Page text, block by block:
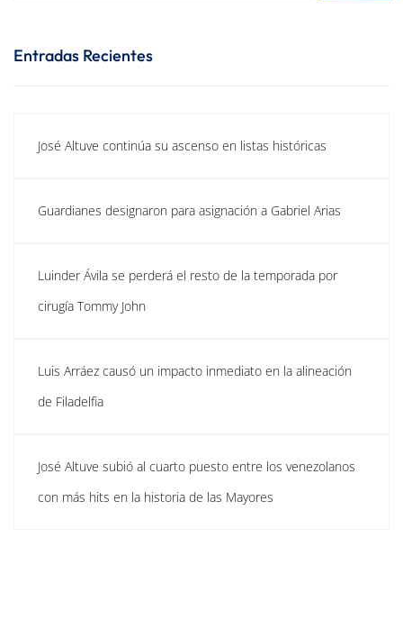
Entradas Recientes
José Altuve continúa su ascenso en listas históricas
Guardianes designaron para asignación a Gabriel Arias
Luinder Ávila se perderá el resto de la temporada por
cirugía Tommy John
Luis Arráez causó un impacto inmediato en la alineación
de Filadelfia
José Altuve subió al cuarto puesto entre los venezolanos
con más hits en la historia de las Mayores